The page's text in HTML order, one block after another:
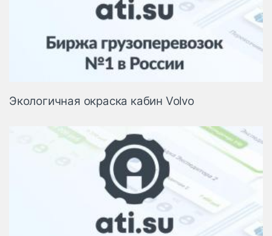
Экологичная окраска кабин Volvo